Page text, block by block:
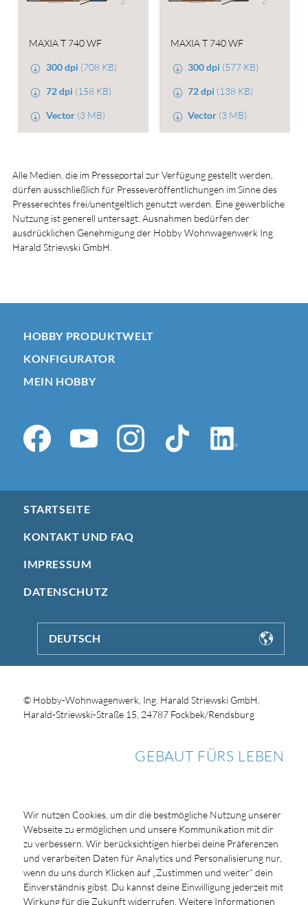
MAXIA T 740 WF
300 dpi (708 KB)
72 dpi (158 KB)
Vector (3 MB)
MAXIA T 740 WF
300 dpi (577 KB)
72 dpi (138 KB)
Vector (3 MB)
Alle Medien, die im Presseportal zur Verfügung gestellt werden,
dürfen ausschließlich für Presseveröffentlichungen im Sinne des
Presserechtes frei/unentgeltlich genutzt werden. Eine gewerbliche
Nutzung ist generell untersagt. Ausnahmen bedürfen der
ausdrücklichen Genehmigung der Hobby Wohnwagenwerk Ing.
Harald Striewski GmbH.
HOBBY PRODUKTWELT
KONFIGURATOR
MEIN HOBBY
STARTSEITE
KONTAKT UND FAQ
IMPRESSUM
DATENSCHUTZ
DEUTSCH
© Hobby-Wohnwagenwerk, Ing. Harald Striewski GmbH,
Harald-Striewski-Straße 15, 24787 Fockbek/Rendsburg
GEBAUT FÜRS LEBEN
Wir nutzen Cookies, um dir die bestmögliche Nutzung unserer
Webseite zu ermöglichen und unsere Kommunikation mit dir
zu verbessern. Wir berücksichtigen hierbei deine Präferenzen
und verarbeiten Daten für Analytics und Personalisierung nur,
wenn du uns durch Klicken auf „Zustimmen und weiter“ dein
Einverständnis gibst. Du kannst deine Einwilligung jederzeit mit
Wirkung für die Zukunft widerrufen. Weitere Informationen